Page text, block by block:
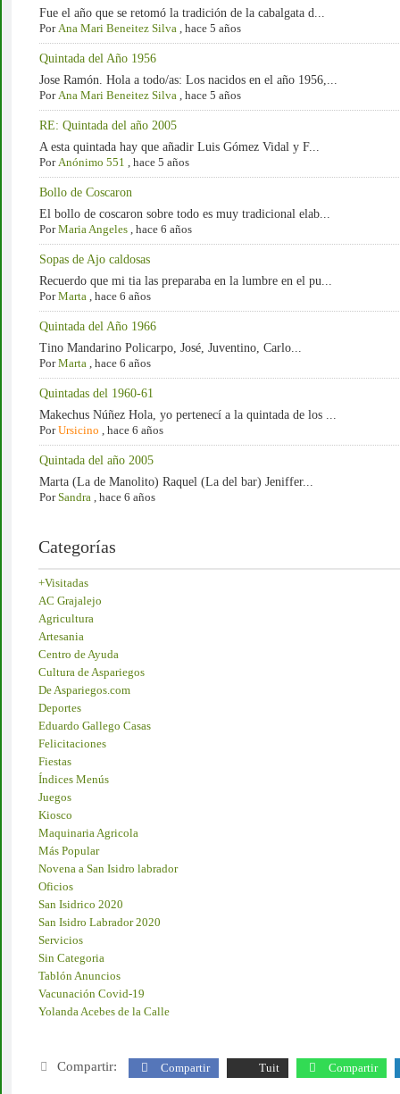
Fue el año que se retomó la tradición de la cabalgata d...
PorAna Mari Beneitez Silva , hace 5 años
Quintada del Año 1956
Jose Ramón. Hola a todo/as: Los nacidos en el año 1956,...
PorAna Mari Beneitez Silva , hace 5 años
RE: Quintada del año 2005
A esta quintada hay que añadir Luis Gómez Vidal y F...
PorAnónimo 551 , hace 5 años
Bollo de Coscaron
El bollo de coscaron sobre todo es muy tradicional elab...
PorMaria Angeles , hace 6 años
Sopas de Ajo caldosas
Recuerdo que mi tia las preparaba en la lumbre en el pu...
PorMarta , hace 6 años
Quintada del Año 1966
Tino Mandarino Policarpo, José, Juventino, Carlo...
PorMarta , hace 6 años
Quintadas del 1960-61
Makechus Núñez Hola, yo pertenecí a la quintada de los ...
PorUrsicino , hace 6 años
Quintada del año 2005
Marta (La de Manolito) Raquel (La del bar) Jeniffer...
PorSandra , hace 6 años
Categorías
+Visitadas
AC Grajalejo
Agricultura
Artesania
Centro de Ayuda
Cultura de Aspariegos
De Aspariegos.com
Deportes
Eduardo Gallego Casas
Felicitaciones
Fiestas
Índices Menús
Juegos
Kiosco
Maquinaria Agricola
Más Popular
Novena a San Isidro labrador
Oficios
San Isidrico 2020
San Isidro Labrador 2020
Servicios
Sin Categoria
Tablón Anuncios
Vacunación Covid-19
Yolanda Acebes de la Calle
Compartir: Compartir Tuit Compartir